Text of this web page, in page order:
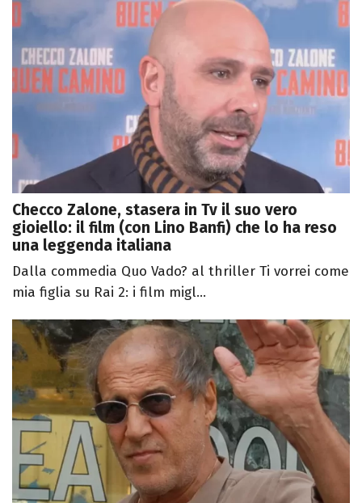
Checco Zalone, stasera in Tv il suo vero
gioiello: il film (con Lino Banfi) che lo ha reso
una leggenda italiana
Dalla commedia Quo Vado? al thriller Ti vorrei come
mia figlia su Rai 2: i film migl...